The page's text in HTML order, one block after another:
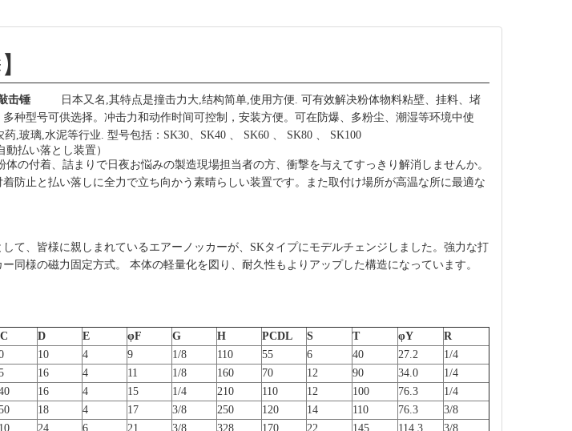
日本 又名
击锤
,其特点是撞击力大,结构简单,使用方便. 可有效解决粉体物料粘壁、挂料、堵
种型号可供选择。冲击力和动作时间可控制，安装方便。可在防爆、多粉尘、潮湿等环境中使
,玻璃,水泥等行业. 型号包括：SK30、SK40 、 SK60 、 SK80 、 SK100
払い落とし装置）
体の付着、詰まりで日夜お悩みの製造現場担当者の方、衝撃を与えてすっきり解消しませんか。
防止と払い落しに全力で立ち向かう素晴らしい装置です。また取付け場所が高温な所に最適な
て、皆様に親しまれているエアーノッカーが、SKタイプにモデルチェンジしました。強力な打
同様の磁力固定方式。 本体の軽量化を図り、耐久性もよりアップした構造になっています。
D E φF G H PCDL S T φY
R
10 4 9 1/8 110 55 6 40 27.2
1/4
16 4 11 1/8 160 70 12 90 34.0
1/4
16 4 15 1/4 210 110 12 100 76.3
1/4
18 4 17 3/8 250 120 14 110 76.3
3/8
24 6 21 3/8 328 170 22 145 114.3
3/8